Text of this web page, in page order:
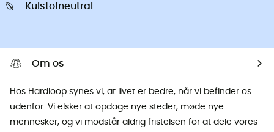
Kulstofneutral
Om os
Hos Hardloop synes vi, at livet er bedre, når vi befinder os
udenfor. Vi elsker at opdage nye steder, møde nye
mennesker, og vi modstår aldrig fristelsen for at dele vores